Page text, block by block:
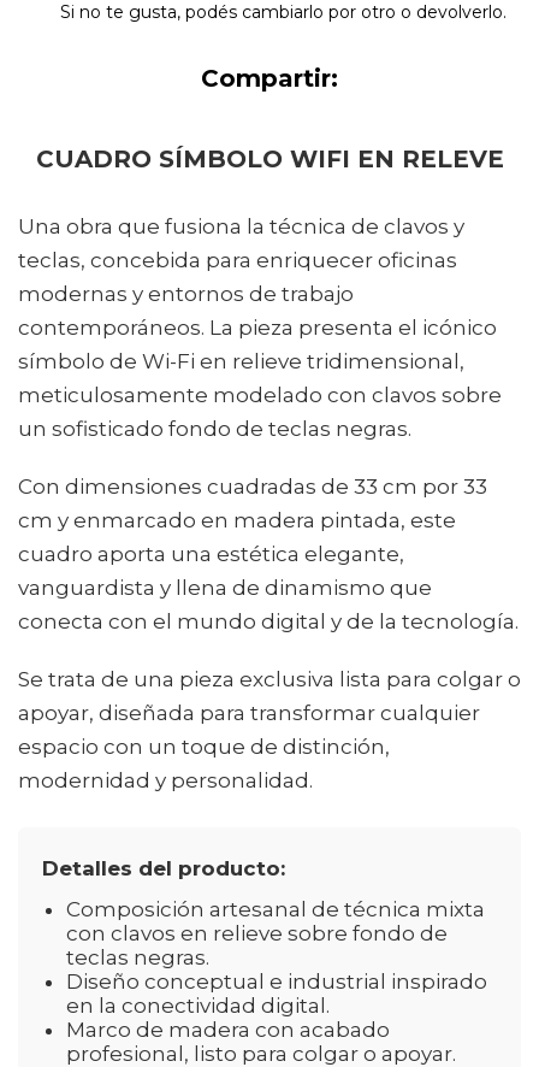
Si no te gusta, podés cambiarlo por otro o devolverlo.
Compartir:
CUADRO SÍMBOLO WIFI EN RELEVE
Una obra que fusiona la técnica de clavos y
teclas, concebida para enriquecer oficinas
modernas y entornos de trabajo
contemporáneos. La pieza presenta el icónico
símbolo de Wi-Fi en relieve tridimensional,
meticulosamente modelado con clavos sobre
un sofisticado fondo de teclas negras.
Con dimensiones cuadradas de 33 cm por 33
cm y enmarcado en madera pintada, este
cuadro aporta una estética elegante,
vanguardista y llena de dinamismo que
conecta con el mundo digital y de la tecnología.
Se trata de una pieza exclusiva lista para colgar o
apoyar, diseñada para transformar cualquier
espacio con un toque de distinción,
modernidad y personalidad.
Detalles del producto:
Composición artesanal de técnica mixta
con clavos en relieve sobre fondo de
teclas negras.
Diseño conceptual e industrial inspirado
en la conectividad digital.
Marco de madera con acabado
profesional, listo para colgar o apoyar.